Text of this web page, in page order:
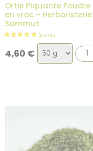
Ortie Piquante Poudre
en vrac –
Sammut
4,60 € Choix
de